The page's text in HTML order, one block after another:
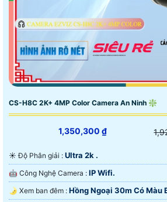
CS-H8C 2K+ 4MP Color Camera An Ninh ❇
1,350,300 ₫
☀️ Độ Phân giải : Ultra 2k .
🤖️ Công Nghệ Camera : IP Wifi.
🌛 Xem ban đêm : Hồng Ngoại 30m Có Màu